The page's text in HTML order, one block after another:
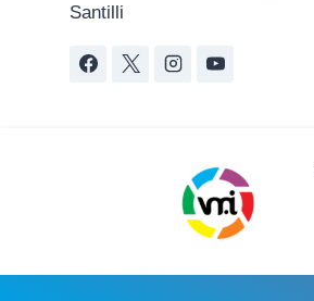
Santilli